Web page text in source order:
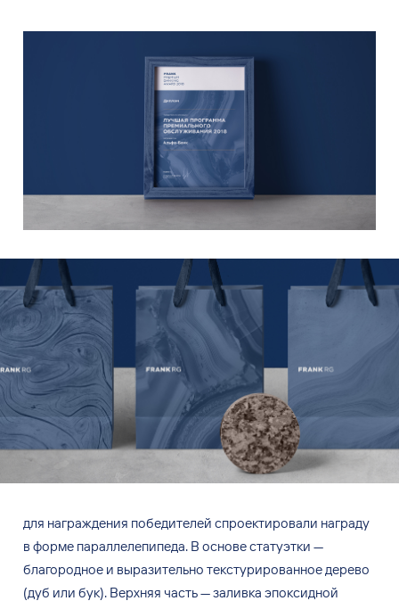
для награждения победителей спроектировали награду
в форме параллелепипеда. В основе статуэтки —
благородное и выразительно текстурированное дерево
(дуб или бук). Верхняя часть—заливка эпоксидной